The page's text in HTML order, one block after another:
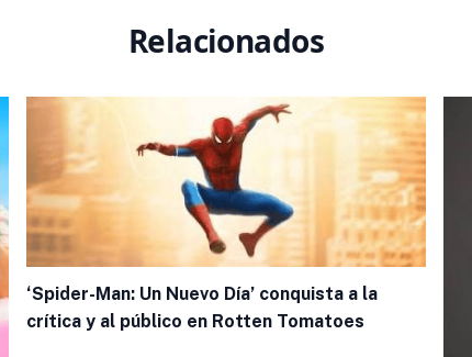
Relacionados
‘Spider-Man: Un Nuevo Día’ conquista a la
crítica y al público en Rotten Tomatoes